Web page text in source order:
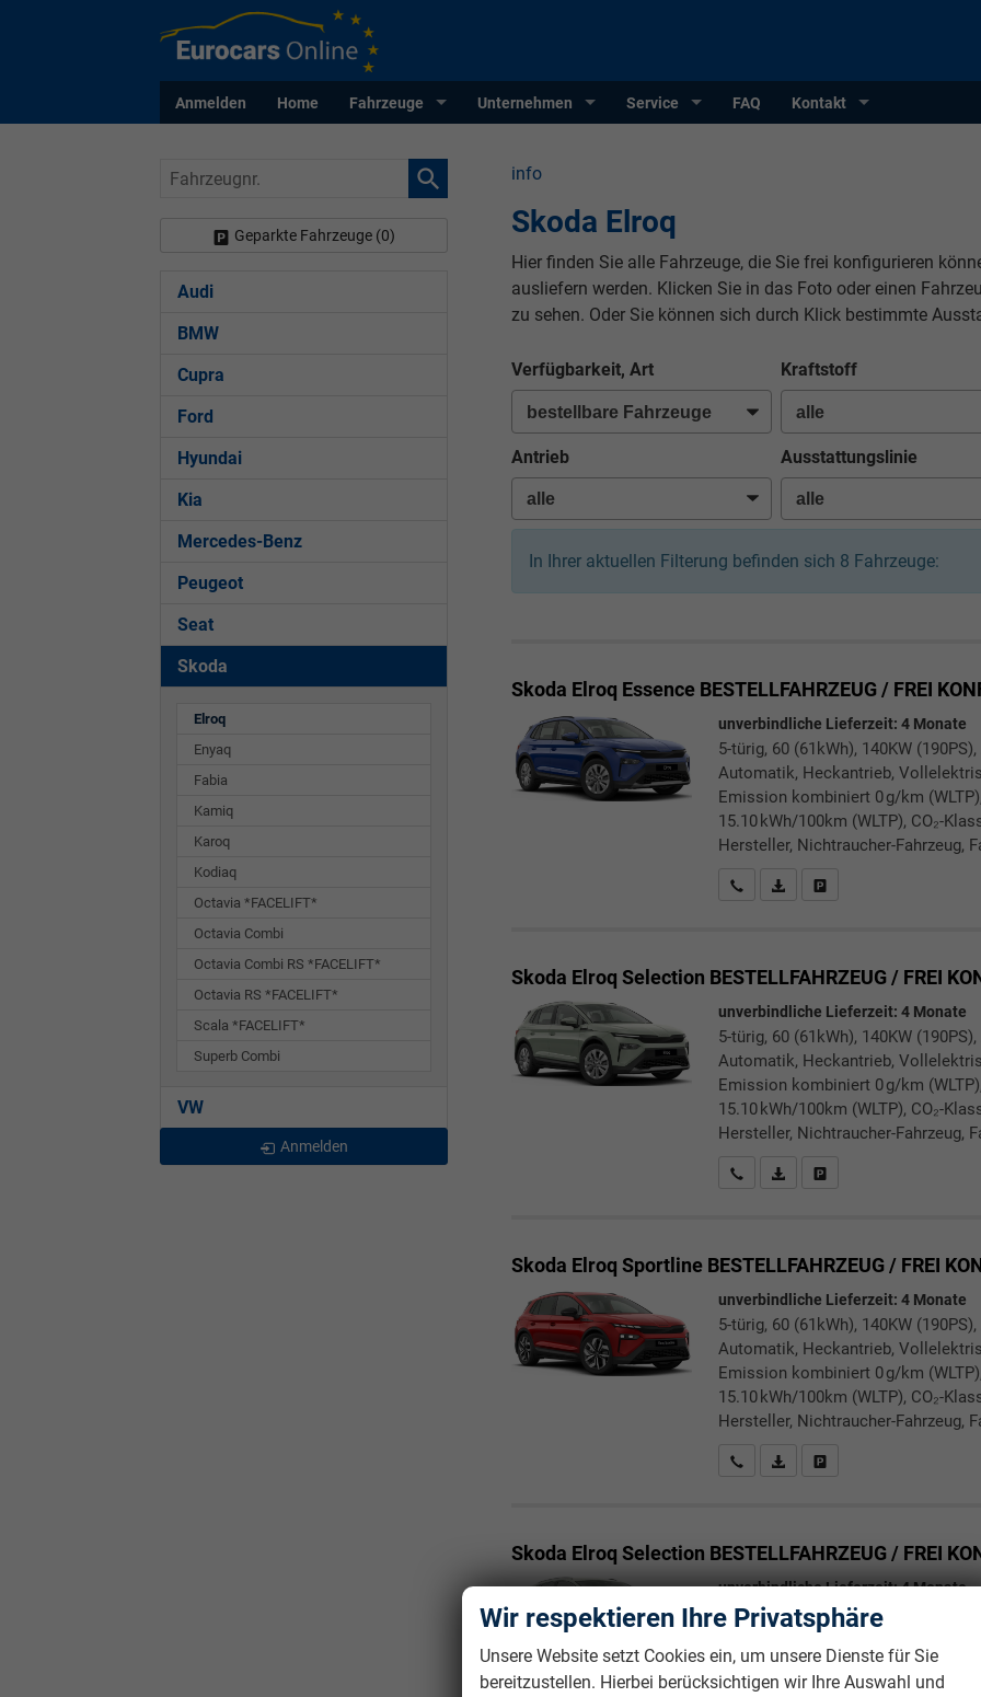
Anmelden Home Fahrzeuge Unternehmen Service FAQ Kontakt
info
Skoda Elroq
Hier finden Sie alle Fahrzeuge, die Sie frei konfigurieren
ausliefern werden. Klicken Sie in das Foto oder einen
zu sehen. Oder Sie können sich durch Klick bestimmte
Verfügbarkeit, Art Kraftstoff
Antrieb Ausstattungslinie
In Ihrer aktuellen Filterung befinden sich 8 Fahrzeuge:
Skoda Elroq Essence BESTELLFAHRZEUG / FREI
unverbindliche Lieferzeit: 4 Monate
5-türig, 60 (61kWh), 140KW
Automatik, Heckantrieb,
Emission kombiniert 0 g/km
15.10 kWh/100km (WLTP), CO₂-
Hersteller, Nichtraucher-Fahrzeug,
Rückrufbitte absenden
PDF-Datei, Fahrzeugexposé
Drucken, parken oder
Skoda Elroq Selection BESTELLFAHRZEUG / FREI
unverbindliche Lieferzeit: 4 Monate
5-türig, 60 (61kWh), 140KW
Automatik, Heckantrieb,
Emission kombiniert 0 g/km
15.10 kWh/100km (WLTP), CO₂-
Hersteller, Nichtraucher-Fahrzeug,
Rückrufbitte absenden
PDF-Datei, Fahrzeugexposé
Drucken, parken oder
Skoda Elroq Sportline BESTELLFAHRZEUG / FREI
unverbindliche Lieferzeit: 4 Monate
5-türig, 60 (61kWh), 140KW
Automatik, Heckantrieb,
Emission kombiniert 0 g/km
15.10 kWh/100km (WLTP), CO₂-
Hersteller, Nichtraucher-Fahrzeug,
Rückrufbitte absenden
PDF-Datei, Fahrzeugexposé
Drucken, parken oder
Skoda Elroq Selection BESTELLFAHRZEUG / FREI
unverbindliche Lieferzeit:4 Monate
5-türig, 85 (82kWh), 210KW
Automatik, Heckantrieb,
Emission kombiniert 0 g/km
15.30 kWh/100km (WLTP), CO₂-
Fahrzeugnr.
Geparkte Fahrzeuge (0)
Audi
BMW
Cupra
Ford
Hyundai
Kia
Mercedes-Benz
Peugeot
Seat
Skoda
Elroq
Enyaq
Fabia
Kamiq
Karoq
Kodiaq
Octavia *FACELIFT*
Octavia Combi
Octavia Combi RS *FACELIFT*
Octavia RS *FACELIFT*
Scala *FACELIFT*
Superb Combi
VW
Anmelden
Wir respektieren Ihre Privatsphäre
Unsere Website setzt Cookies ein, um unsere Dienste für Sie
bereitzustellen. Hierbei berücksichtigen wir Ihre Auswahl und